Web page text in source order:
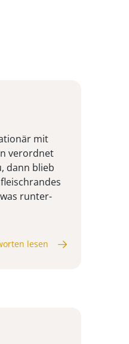
mit
verordnet
dann blieb
runter-
lesen